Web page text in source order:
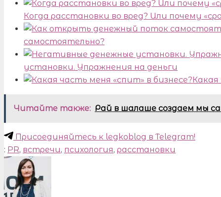
Когда расстановки во вред? Или почему
самостоятельно?
установки. Упражнения на деньги
Какая
Читайте также: Рай в шалаше создаем мы
Присоединяйтесь к legkoblog в Telegram!
: PR, встречи, психология, расстановки